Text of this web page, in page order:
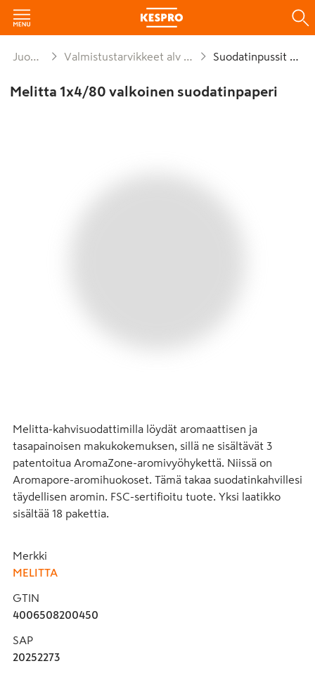
Juomat Valmistustarvikkeet alv 25,5% Suodatinpussit 1x4
Melitta 1x4/80 valkoinen suodatinpaperi
Melitta-kahvisuodattimilla löydät aromaattisen ja
tasapainoisen makukokemuksen, sillä ne sisältävät 3
patentoitua AromaZone-aromivyöhykettä. Niissä on
Aromapore-aromihuokoset. Tämä takaa suodatinkahvillesi
täydellisen aromin. FSC-sertifioitu tuote. Yksi laatikko
sisältää 18 pakettia.
Merkki
MELITTA
GTIN
4006508200450
SAP
20252273